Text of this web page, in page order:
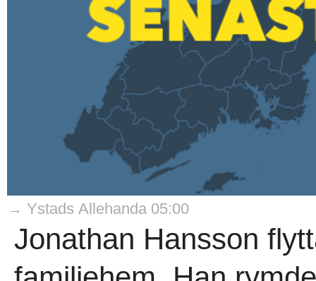
→ Ystads Allehanda 05:00
Jonathan Hansson